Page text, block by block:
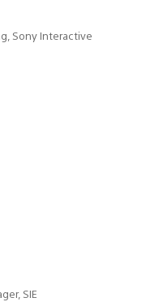
Sony Interactive
SIE